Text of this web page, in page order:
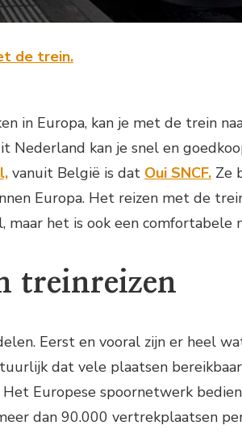
in Europa, kan je met de trein
Nederland kan je snel en
vanuit België is dat Oui SNCF. Ze
Europa. Het reizen met de
het is ook een comfortabele
treinreizen
Eerst en vooral zijn er heel
dat vele plaatsen
Europese spoornetwerk
dan 90.000 vertrekplaatsen